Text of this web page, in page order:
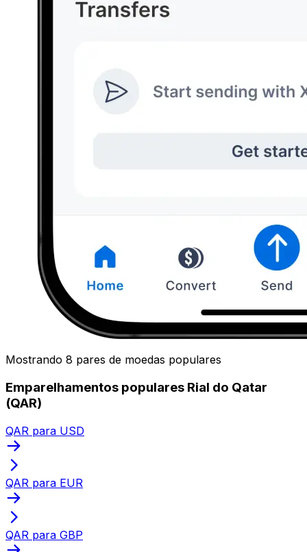
Mostrando 8 pares de moedas populares
Emparelhamentos populares Rial do Qatar
(QAR)
QAR para USD
QAR para EUR
QAR para GBP